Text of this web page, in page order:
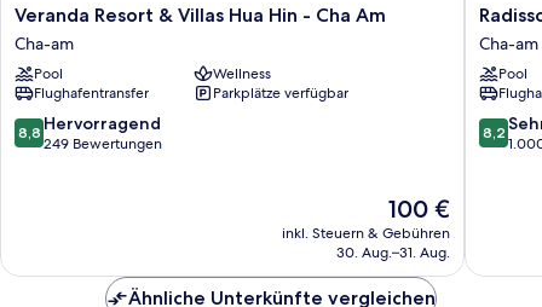
Veranda
Resort
&
Villas
Hua
Hin
-
Veranda Resort & Villas Hua Hin - Cha Am
Cha-am
Pool
Wellness
Flughafentransfer
Parkplätze verfügbar
8.8
von
8,8 Hervorragend
249 Bewertungen
Der
Preis
beträgt
100 €
inkl. Steuern & Gebühren
30. Aug.–31. Aug.
Resort
&
Spa
Hua
Hin
Cha-
Cha-am
Pool
8.2
von
8,2
Ähnliche Unterkünfte vergleichen